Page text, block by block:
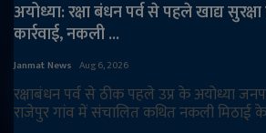
अयोध्या: रक्षा बंधन पर्व से पहले खाद्य
कार्रवाई, नकली ...
Janmat News Aug 6, 2026
रक्षाबंधन पर्व से ठीक पहले उप्र के अयोध्या
राजेपुर गांव में संचालित कथित नकली मिठाई